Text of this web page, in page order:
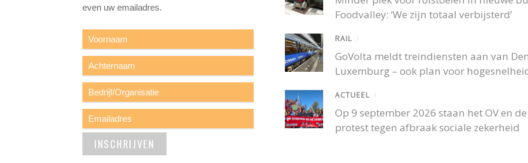
Foodvalley: ‘We zijn totaal verbijsterd’
RAIL /
GoVolta meldt treindiensten aan van
Luxemburg – ook plan voor
ACTUEEL /
Op 9 september 2026 staan het OV en
protest tegen afbraak sociale zekerheid
even uw emailadres.